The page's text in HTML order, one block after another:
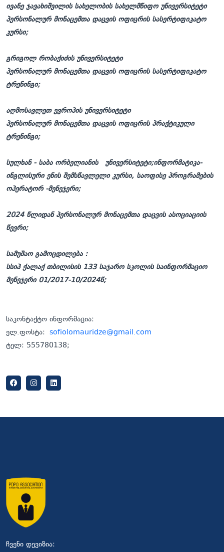
ივანე ჯავახიშვილის სახელობის სახელმწიფო უნივერსიტეტი
პერსონალურ მონაცემთა დაცვის ოფიცრის სასერტიფიკატო
კურსი;
გრიგოლ რობაქიძის უნივერსიტეტი
პერსონალურ მონაცემთა დაცვის ოფიცრის სასერტიფიკატო
ტრენინგი;
აღმოსავლეთ ევროპის უნივერსიტეტი
პერსონალურ მონაცემთა დაცვის ოფიცრის პრაქტიკული
ტრენინგი;
სულხან - საბა ორბელიანის უნივერსიტეტი;ინფორმატიკა-
ინგლისური ენის შემსწავლელი კურსი, საოფისე პროგრამების
ოპერატორ -მენეჯერი;
2024 წლიდან პერსონალურ მონაცემთა დაცვის ასოციაციის
წევრი;
სამუშაო გამოცდილება :
სსიპ ქალაქ თბილისის 133 საჯარო სკოლის საინფორმაციო
მენეჯერი 01/2017-10/2024წ;
საკონტაქტო ინფორმაცია:
ელ.ფოსტა: sofiolomauridze@gmail.com
ტელ: 555780138;
ჩვენი დევიზია: